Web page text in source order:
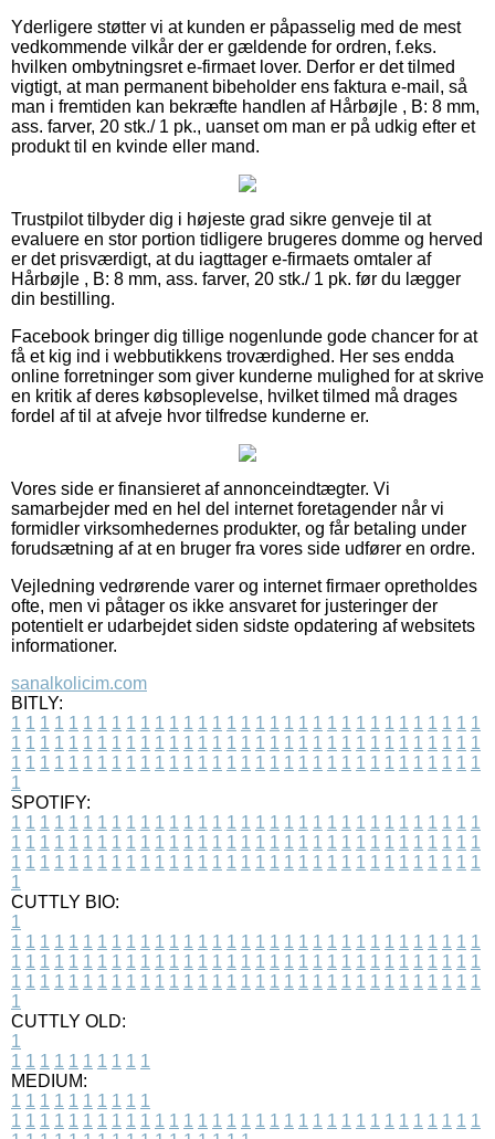
Yderligere støtter vi at kunden er påpasselig med de mest
vedkommende vilkår der er gældende for ordren, f.eks.
hvilken ombytningsret e-firmaet lover. Derfor er det tilmed
vigtigt, at man permanent bibeholder ens faktura e-mail, så
man i fremtiden kan bekræfte handlen af Hårbøjle , B: 8 mm,
ass. farver, 20 stk./ 1 pk., uanset om man er på udkig efter et
produkt til en kvinde eller mand.
Trustpilot tilbyder dig i højeste grad sikre genveje til at
evaluere en stor portion tidligere brugeres domme og herved
er det prisværdigt, at du iagttager e-firmaets omtaler af
Hårbøjle , B: 8 mm, ass. farver, 20 stk./ 1 pk. før du lægger
din bestilling.
Facebook bringer dig tillige nogenlunde gode chancer for at
få et kig ind i webbutikkens troværdighed. Her ses endda
online forretninger som giver kunderne mulighed for at skrive
en kritik af deres købsoplevelse, hvilket tilmed må drages
fordel af til at afveje hvor tilfredse kunderne er.
Vores side er finansieret af annonceindtægter. Vi
samarbejder med en hel del internet foretagender når vi
formidler virksomhedernes produkter, og får betaling under
forudsætning af at en bruger fra vores side udfører en ordre.
Vejledning vedrørende varer og internet firmaer opretholdes
ofte, men vi påtager os ikke ansvaret for justeringer der
potentielt er udarbejdet siden sidste opdatering af websitets
informationer.
sanalkolicim.com
BITLY:
1 1 1 1 1 1 1 1 1 1 1 1 1 1 1 1 1 1 1 1 1 1 1 1 1 1 1 1 1 1 1 1 1
1 1 1 1 1 1 1 1 1 1 1 1 1 1 1 1 1 1 1 1 1 1 1 1 1 1 1 1 1 1 1 1 1
1 1 1 1 1 1 1 1 1 1 1 1 1 1 1 1 1 1 1 1 1 1 1 1 1 1 1 1 1 1 1 1 1
1
SPOTIFY:
1 1 1 1 1 1 1 1 1 1 1 1 1 1 1 1 1 1 1 1 1 1 1 1 1 1 1 1 1 1 1 1 1
1 1 1 1 1 1 1 1 1 1 1 1 1 1 1 1 1 1 1 1 1 1 1 1 1 1 1 1 1 1 1 1 1
1 1 1 1 1 1 1 1 1 1 1 1 1 1 1 1 1 1 1 1 1 1 1 1 1 1 1 1 1 1 1 1 1
1
CUTTLY BIO:
1
1 1 1 1 1 1 1 1 1 1 1 1 1 1 1 1 1 1 1 1 1 1 1 1 1 1 1 1 1 1 1 1 1
1 1 1 1 1 1 1 1 1 1 1 1 1 1 1 1 1 1 1 1 1 1 1 1 1 1 1 1 1 1 1 1 1
1 1 1 1 1 1 1 1 1 1 1 1 1 1 1 1 1 1 1 1 1 1 1 1 1 1 1 1 1 1 1 1 1
1
CUTTLY OLD:
1
1 1 1 1 1 1 1 1 1 1
MEDIUM:
1 1 1 1 1 1 1 1 1 1
1 1 1 1 1 1 1 1 1 1 1 1 1 1 1 1 1 1 1 1 1 1 1 1 1 1 1 1 1 1 1 1 1